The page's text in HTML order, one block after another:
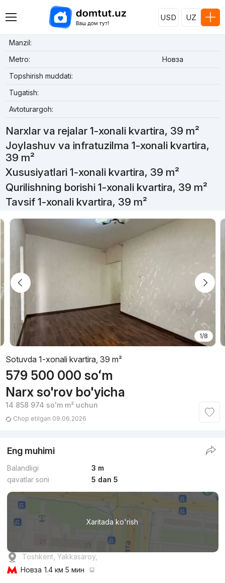
USD UZ
Manzil:
Metro:
Новза
Topshirish muddati:
Tugatish:
Avtoturargoh:
Narxlar va rejalar 1-xonali kvartira, 39 m²
Joylashuv va infratuzilma 1-xonali kvartira,
39 m²
Xususiyatlari 1-xonali kvartira, 39 m²
Qurilishning borishi 1-xonali kvartira, 39 m²
Tavsif 1-xonali kvartira, 39 m²
1/8
Sotuvda 1-xonali kvartira, 39 m²
579 500 000 soʻm
Narx so'rov bo'yicha
14 858 974 soʻmm² uchun
Chop etilgan 09.06.2026
Eng muhimi
Balandligi
3 m
qavatlar soni
5 dan 5
Xaritada ko'rish
Toshkent, Yakkasaroy,
Новза 1.4 км 5 мин